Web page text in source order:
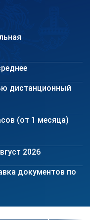
дистанционный
(от 1 месяца)
2026
документов по